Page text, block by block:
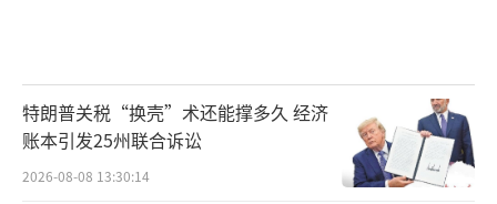
团一直在探索验证这种所谓“远征电磁弹射和
回收系统”，对该概念进行了“广泛研究”，
据称这种方式可以在没有传统大面积跑道机场
特朗普关税“换壳”术还能撑多久 经济
账本引发25州联合诉讼
2026-08-08 13:30:14